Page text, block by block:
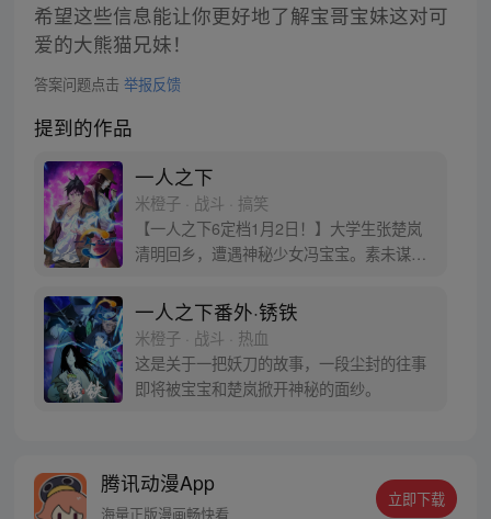
希望这些信息能让你更好地了解宝哥宝妹这对可
爱的大熊猫兄妹！
答案问题点击 举报反馈
提到的作品
一人之下
米橙子 · 战斗 · 搞笑
【一人之下6定档1月2日！】大学生张楚岚
清明回乡，遭遇神秘少女冯宝宝。素未谋面
自己打工的快递公司。为了帮冯宝宝寻找她
的身世，也为了查清自己与爷爷身上的秘
密，张楚岚的生活被彻底颠覆，与冯宝宝一
同踏上“异人”之旅。
一人之下番外·锈铁
米橙子 · 战斗 · 热血
这是关于一把妖刀的故事，一段尘封的往事
即将被宝宝和楚岚掀开神秘的面纱。
腾讯动漫App
海量正版漫画畅快看
立即下载